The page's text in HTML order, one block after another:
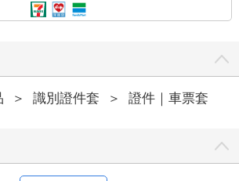
＞ 識別證件套 ＞ 證件｜車票套